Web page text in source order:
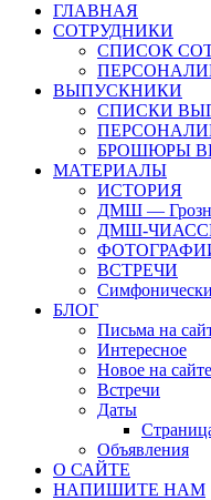
ГЛАВНАЯ
СОТРУДНИКИ
СПИСОК
ВЫПУСКНИКИ
СПИСКИ
БРОШЮРЫ
МАТЕРИАЛЫ
ИСТОРИЯ
ДМШ —
ДМШ-
ВСТРЕЧИ
БЛОГ
Письма на
Интересное
Новое на сайте
Встречи
Даты
Объявления
О САЙТЕ
НАПИШИТЕ НАМ